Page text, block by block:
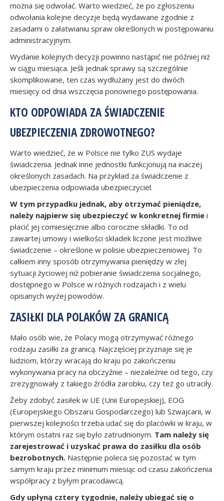
można się odwołać. Warto wiedzieć, że po zgłoszeniu
odwołania kolejne decyzje będą wydawane zgodnie z
zasadami o załatwianiu spraw określonych w postępowaniu
administracyjnym.
Wydanie kolejnych decyzji powinno nastąpić nie później niż
w ciągu miesiąca. Jeśli jednak sprawy są szczególnie
skomplikowane, ten czas wydłużany jest do dwóch
miesięcy od dnia wszczęcia ponownego postępowania.
KTO ODPOWIADA ZA ŚWIADCZENIE
UBEZPIECZENIA ZDROWOTNEGO?
Warto wiedzieć, że w Polsce nie tylko ZUS wydaje
świadczenia. Jednak inne jednostki funkcjonują na inaczej
określonych zasadach. Na przykład za świadczenie z
ubezpieczenia odpowiada ubezpieczyciel.
W tym przypadku jednak, aby otrzymać pieniądze,
należy najpierw się ubezpieczyć w konkretnej firmie i
płacić jej comiesięcznie albo coroczne składki. To od
zawartej umowy i wielkości składek liczone jest możliwe
świadczenie – określone w polisie ubezpieczeniowej. To
całkiem inny sposób otrzymywania pieniędzy w złej
sytuacji życiowej niż pobieranie świadczenia socjalnego,
dostępnego w Polsce w różnych rodzajach i z wielu
opisanych wyżej powodów.
ZASIŁKI DLA POLAKÓW ZA GRANICĄ
Mało osób wie, że Polacy mogą otrzymywać różnego
rodzaju zasiłki za granicą. Najczęściej przyznaje się je
ludziom, którzy wracają do kraju po zakończeniu
wykonywania pracy na obczyźnie – niezależnie od tego, czy
zrezygnowały z takiego źródła zarobku, czy też go utraciły.
Żeby zdobyć zasiłek w UE (Unii Europejskiej), EOG
(Europejskiego Obszaru Gospodarczego) lub Szwajcarii, w
pierwszej kolejności trzeba udać się do placówki w kraju, w
którym ostatni raz się było zatrudnionym. Tam należy się
zarejestrować i uzyskać prawa do zasiłku dla osób
bezrobotnych. Następnie poleca się pozostać w tym
samym kraju przez minimum miesiąc od czasu zakończenia
współpracy z byłym pracodawcą.
Gdy upłyną cztery tygodnie, należy ubiegać się o